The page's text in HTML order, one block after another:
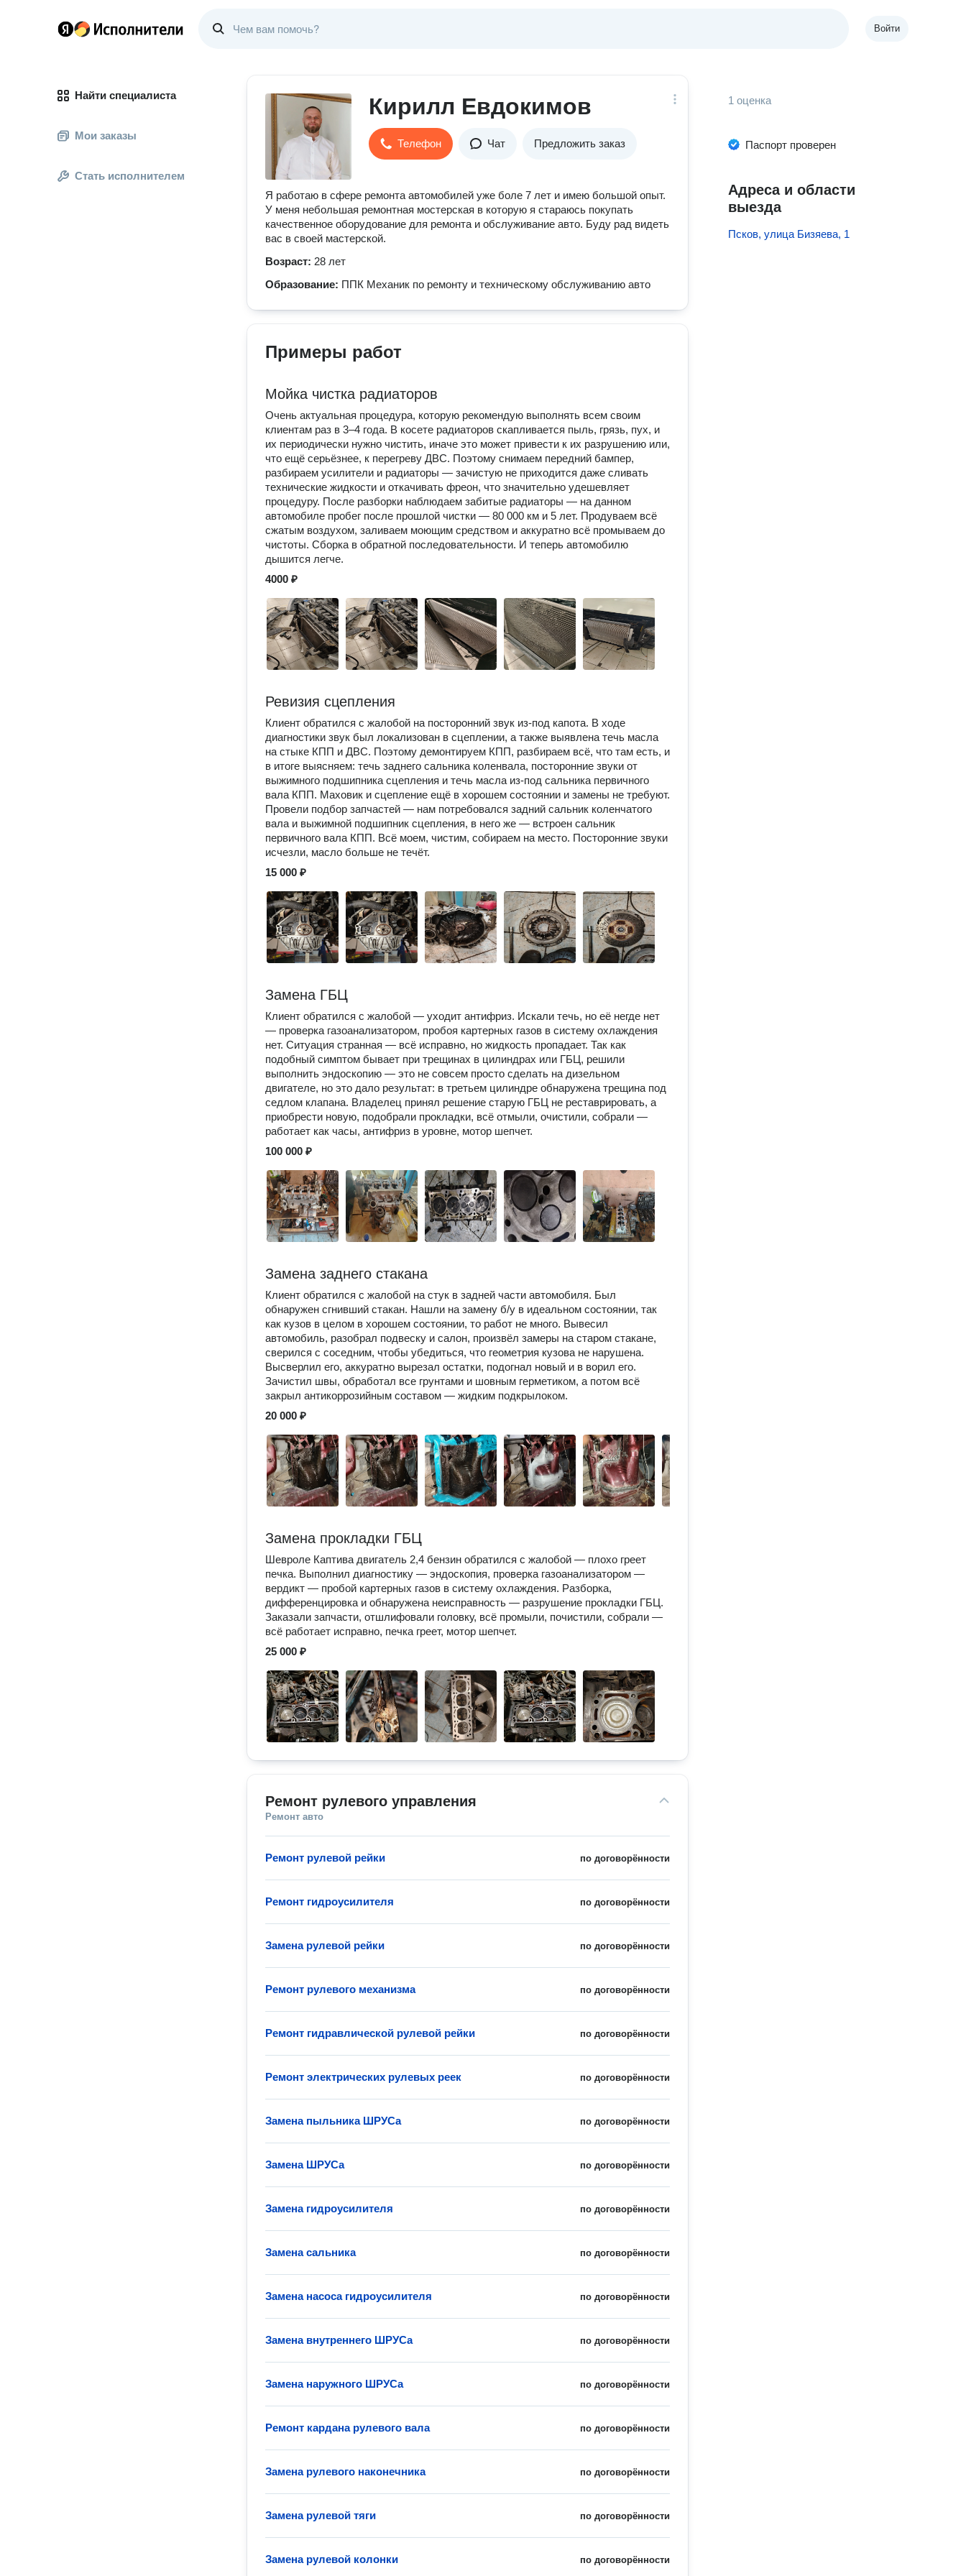
Войти
Найти специалиста
Мои заказы
Стать исполнителем
Кирилл Евдокимов
Телефон Чат Предложить заказ
Я работаю в сфере ремонта автомобилей уже боле 7 лет и имею большой опыт.
У меня небольшая ремонтная мостерская в которую я стараюсь покупать
качественное оборудование для ремонта и обслуживание авто. Буду рад видеть
вас в своей мастерской.
Возраст: 28 лет
Образование: ППК Механик по ремонту и техническому обслуживанию авто
Примеры работ
Мойка чистка радиаторов
Очень актуальная процедура, которую рекомендую выполнять всем своим
клиентам раз в 3–4 года. В косете радиаторов скапливается пыль, грязь, пух, и
их периодически нужно чистить, иначе это может привести к их разрушению или,
что ещё серьёзнее, к перегреву ДВС. Поэтому снимаем передний бампер,
разбираем усилители и радиаторы — зачистую не приходится даже сливать
технические жидкости и откачивать фреон, что значительно удешевляет
процедуру. После разборки наблюдаем забитые радиаторы — на данном
автомобиле пробег после прошлой чистки — 80 000 км и 5 лет. Продуваем всё
сжатым воздухом, заливаем моющим средством и аккуратно всё промываем до
чистоты. Сборка в обратной последовательности. И теперь автомобилю
дышится легче.
4000 ₽
Ревизия сцепления
Клиент обратился с жалобой на посторонний звук из-под капота. В ходе
диагностики звук был локализован в сцеплении, а также выявлена течь масла
на стыке КПП и ДВС. Поэтому демонтируем КПП, разбираем всё, что там есть, и
в итоге выясняем: течь заднего сальника коленвала, посторонние звуки от
выжимного подшипника сцепления и течь масла из-под сальника первичного
вала КПП. Маховик и сцепление ещё в хорошем состоянии и замены не требуют.
Провели подбор запчастей — нам потребовался задний сальник коленчатого
вала и выжимной подшипник сцепления, в него же — встроен сальник
первичного вала КПП. Всё моем, чистим, собираем на место. Посторонние звуки
исчезли, масло больше не течёт.
15 000 ₽
Замена ГБЦ
Клиент обратился с жалобой — уходит антифриз. Искали течь, но её негде нет
— проверка газоанализатором, пробоя картерных газов в систему охлаждения
нет. Ситуация странная — всё исправно, но жидкость пропадает. Так как
подобный симптом бывает при трещинах в цилиндрах или ГБЦ, решили
выполнить эндоскопию — это не совсем просто сделать на дизельном
двигателе, но это дало результат: в третьем цилиндре обнаружена трещина под
седлом клапана. Владелец принял решение старую ГБЦ не реставрировать, а
приобрести новую, подобрали прокладки, всё отмыли, очистили, собрали —
работает как часы, антифриз в уровне, мотор шепчет.
100 000 ₽
Замена заднего стакана
Клиент обратился с жалобой на стук в задней части автомобиля. Был
обнаружен сгнивший стакан. Нашли на замену б/у в идеальном состоянии, так
как кузов в целом в хорошем состоянии, то работ не много. Вывесил
автомобиль, разобрал подвеску и салон, произвёл замеры на старом стакане,
сверился с соседним, чтобы убедиться, что геометрия кузова не нарушена.
Высверлил его, аккуратно вырезал остатки, подогнал новый и в ворил его.
Зачистил швы, обработал все грунтами и шовным герметиком, а потом всё
закрыл антикоррозийным составом — жидким подкрылоком.
20 000 ₽
Замена прокладки ГБЦ
Шевроле Каптива двигатель 2,4 бензин обратился с жалобой — плохо греет
печка. Выполнил диагностику — эндоскопия, проверка газоанализатором —
вердикт — пробой картерных газов в систему охлаждения. Разборка,
дифференцировка и обнаружена неисправность — разрушение прокладки ГБЦ.
Заказали запчасти, отшлифовали головку, всё промыли, почистили, собрали —
всё работает исправно, печка греет, мотор шепчет.
25 000 ₽
Ремонт рулевого управления
Ремонт авто
по договорённости
Ремонт рулевой рейки
по договорённости
Ремонт гидроусилителя
по договорённости
Замена рулевой рейки
по договорённости
Ремонт рулевого механизма
по договорённости
Ремонт гидравлической рулевой рейки
по договорённости
Ремонт электрических рулевых реек
по договорённости
Замена пыльника ШРУСа
по договорённости
Замена ШРУСа
по договорённости
Замена гидроусилителя
по договорённости
Замена сальника
по договорённости
Замена насоса гидроусилителя
по договорённости
Замена внутреннего ШРУСа
по договорённости
Замена наружного ШРУСа
по договорённости
Ремонт кардана рулевого вала
по договорённости
Замена рулевого наконечника
по договорённости
Замена рулевой тяги
по договорённости
Замена рулевой колонки
1 оценка
Паспорт проверен
Адреса и области
выезда
Псков, улица Бизяева, 1